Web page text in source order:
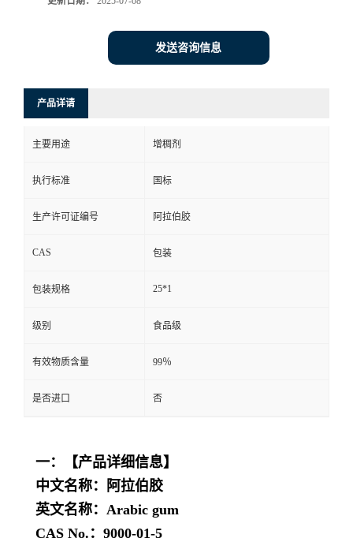
发送咨询信息
产品详请
主要用途 增稠剂
执行标准 国标
生产许可证编号 阿拉伯胶
CAS 包装
包装规格 25*1
级别 食品级
有效物质含量 99％
是否进口 否
一：【产品详细信息】
中文名称：
阿拉伯胶
英文名称： Arabic gum
CAS No.： 9000-01-5